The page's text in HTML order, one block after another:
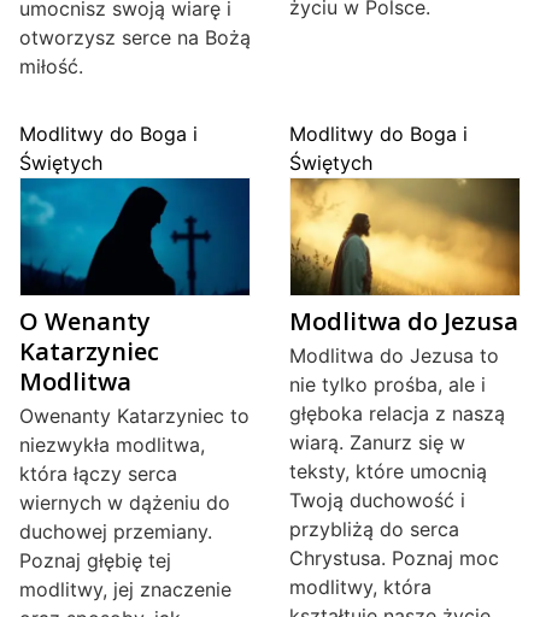
umocnisz swoją wiarę i
otworzysz serce na Bożą
miłość.
życiu w Polsce.
Modlitwy do Boga i
Świętych
O Wenanty
Katarzyniec
Modlitwa
Owenanty Katarzyniec to
niezwykła modlitwa,
która łączy serca
wiernych w dążeniu do
duchowej przemiany.
Poznaj głębię tej
modlitwy, jej znaczenie
Modlitwy do Boga i
Świętych
Modlitwa do Jezusa
Modlitwa do Jezusa to
nie tylko prośba, ale i
głęboka relacja z naszą
wiarą. Zanurz się w
teksty, które umocnią
Twoją duchowość i
przybliżą do serca
Chrystusa. Poznaj moc
modlitwy, która